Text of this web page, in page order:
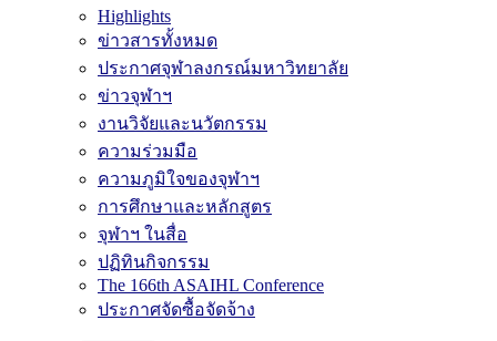
Highlights
ข่าวสารทั้งหมด
ประกาศจุฬาลงกรณ์มหาวิทยาลัย
ข่าวจุฬาฯ
งานวิจัยและนวัตกรรม
ความร่วมมือ
ความภูมิใจของจุฬาฯ
การศึกษาและหลักสูตร
จุฬาฯ ในสื่อ
ปฏิทินกิจกรรม
The 166th ASAIHL Conference
ประกาศจัดซื้อจัดจ้าง